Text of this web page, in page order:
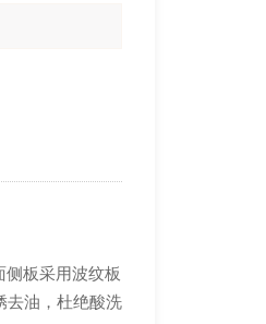
板采用波纹板
去油，杜绝酸洗